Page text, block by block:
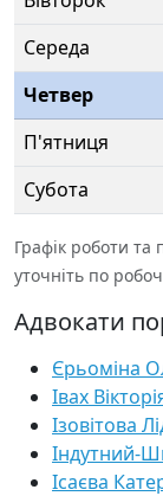
Середа
Четвер
П'ятниця
Субота
Графік роботи
уточніть по
Адвокати
Єрьоміна
Івах
Ізовітова
Індутний-
Ісаєва